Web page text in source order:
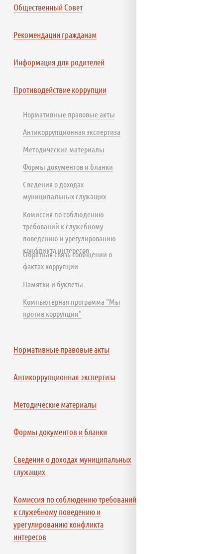
Общественный Совет
Рекомендации гражданам
Информация для родителей
Противодействие коррупции
Нормативные правовые акты
Антикоррупционная экспертиза
Методические материалы
Формы документов и бланки
Сведения о доходах
муниципальных служащих
Комиссия по соблюдению
требований к служебному
поведению и урегулированию
конфликта интересов
Обратная связь сообщении о
фактах коррупции
Памятки и буклеты
Компьютерная программа "Мы
против коррупции"
Нормативные правовые акты
Антикоррупционная экспертиза
Методические материалы
Формы документов и бланки
Сведения о доходах муниципальных
служащих
Комиссия по соблюдению требований
к служебному поведению и
урегулированию конфликта
интересов